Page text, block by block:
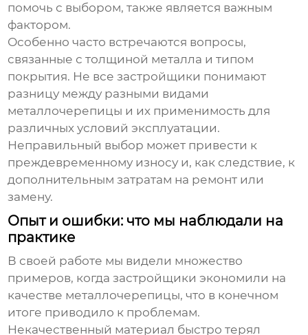
помочь с выбором, также является важным
фактором.
Особенно часто встречаются вопросы,
связанные с толщиной металла и типом
покрытия. Не все застройщики понимают
разницу между разными видами
металлочерепицы и их применимость для
различных условий эксплуатации.
Неправильный выбор может привести к
преждевременному износу и, как следствие, к
дополнительным затратам на ремонт или
замену.
Опыт и ошибки: что мы наблюдали на
практике
В своей работе мы видели множество
примеров, когда застройщики экономили на
качестве металлочерепицы, что в конечном
итоге приводило к проблемам.
Некачественный материал быстро терял